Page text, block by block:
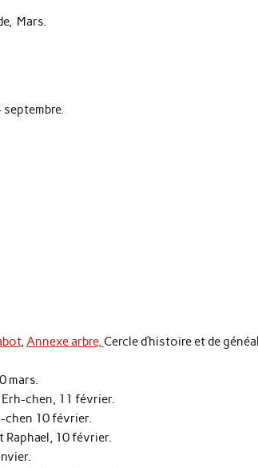
Mars.
septembre.
, Annexe arbre, Cercle d’histoire et de
mars.
chen, 11 février.
chen 10 février.
Raphael, 10 février.